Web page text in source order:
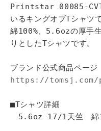
Printstar 00085-CVT
いるキングオブTシャツで
綿100%、5.6ozの厚手
りとしたTシャツです。
ブランド公式商品ページ
https://tomsj.com/
■Tシャツ詳細
5.6oz 17/1天竺 綿